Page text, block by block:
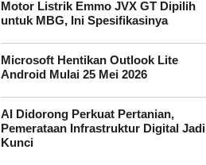
Motor Listrik Emmo JVX GT Dipilih
untuk MBG, Ini Spesifikasinya
Microsoft Hentikan Outlook Lite
Android Mulai 25 Mei 2026
AI Didorong Perkuat Pertanian,
Pemerataan Infrastruktur Digital Jadi
Kunci